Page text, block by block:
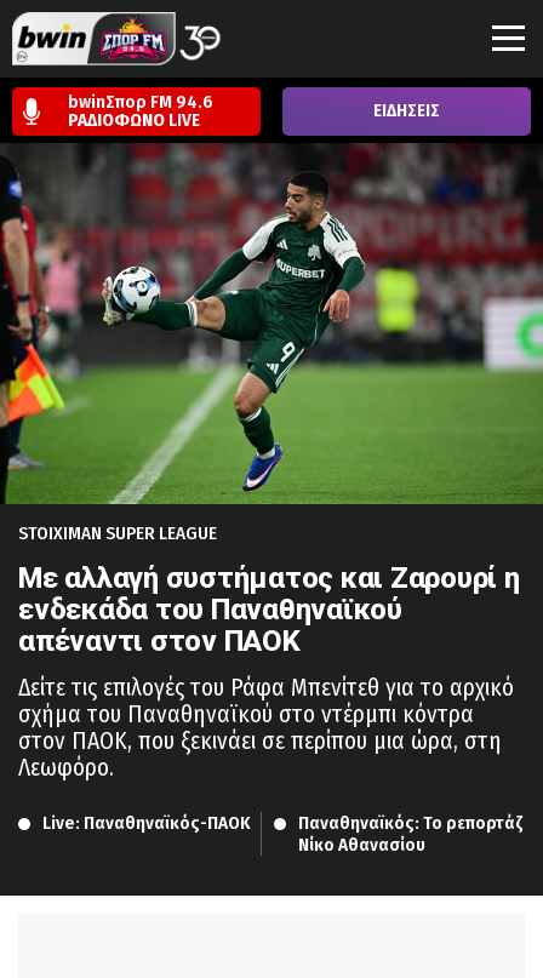
bwinΣπορ FM 94.6
ΡΑΔΙΟΦΩΝΟ LIVE ΕΙΔΗΣΕΙΣ
STOIXIMAN SUPER LEAGUE
Με αλλαγή συστήματος και Ζαρουρί η
ενδεκάδα του Παναθηναϊκού
απέναντι στον ΠΑΟΚ
Δείτε τις επιλογές του Ράφα Μπενίτεθ για το αρχικό
σχήμα του Παναθηναϊκού στο ντέρμπι κόντρα
στον ΠΑΟΚ, που ξεκινάει σε περίπου μια ώρα, στη
Λεωφόρο.
Live: Παναθηναϊκός-ΠΑΟΚ
Παναθηναϊκός: Το ρεπορτάζ
Νίκο Αθανασίου